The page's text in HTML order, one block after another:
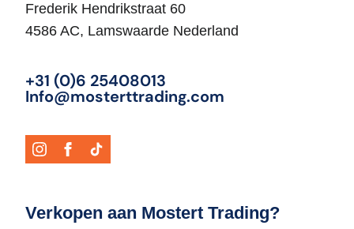
Frederik Hendrikstraat 60
4586 AC, Lamswaarde Nederland
+31 (0)6 25408013
Info@mosterttrading.com
Verkopen aan Mostert Trading?